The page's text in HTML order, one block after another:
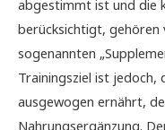
abgestimmt ist und die
berücksichtigt, gehören
sogenannten
Trainingsziel ist jedoch,
ausgewogen ernährt,
Nahrungsergänzung.